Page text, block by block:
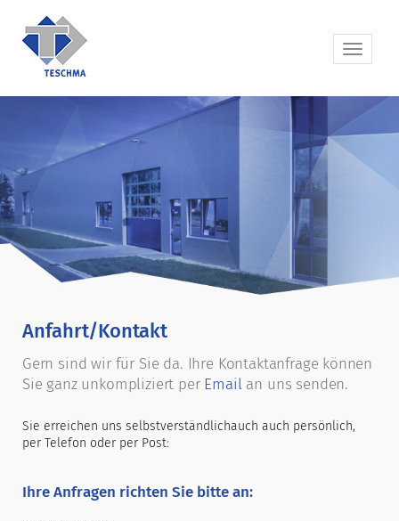
Anfahrt/Kontakt
Gern sind wir für Sie da. Ihre Kontaktanfrage können
Sie ganz unkompliziert per Emailan uns senden.
Sie erreichen uns selbstverständlichauch auch persönlich,
per Telefon oder per Post:
Ihre Anfragen richten Sie bitte an: